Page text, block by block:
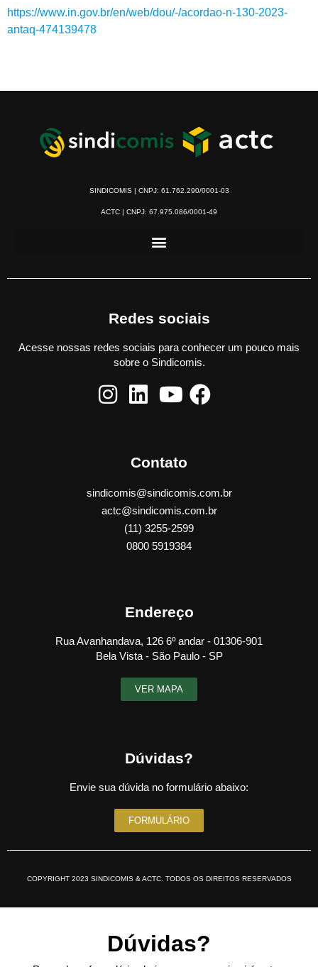
https://www.in.gov.br/en/web/dou/-/acordao-n-130-2023-
antaq-474139478
SINDICOMIS | CNPJ: 61.762.290/0001-03
ACTC | CNPJ: 67.975.086/0001-49
Redes sociais
Acesse nossas redes sociais para conhecer um pouco mais
sobre o Sindicomis.
Contato
sindicomis@sindicomis.com.br
actc@sindicomis.com.br
(11) 3255-2599
0800 5919384
Endereço
Rua Avanhandava, 126 6º andar - 01306-901
Bela Vista - São Paulo - SP
VER MAPA
Dúvidas?
Envie sua dúvida no formulário abaixo:
FORMULÁRIO
COPYRIGHT 2023 SINDICOMIS & ACTC. TODOS OS DIREITOS RESERVADOS
Dúvidas?